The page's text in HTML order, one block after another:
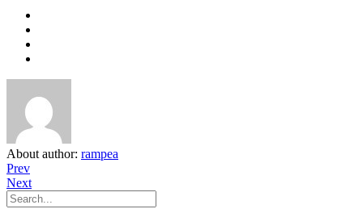
About author: rampea
Prev
Next